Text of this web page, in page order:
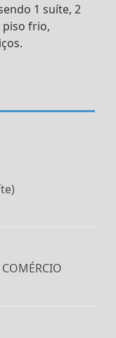
1 suíte, 2
piso frio,